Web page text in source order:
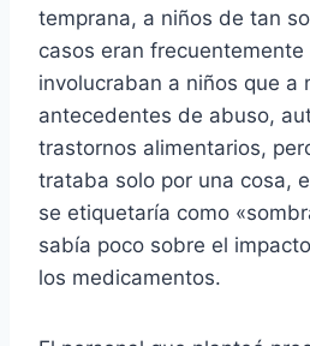
temprana, a niños de tan
casos eran frecuentemente
involucraban a niños que a
antecedentes de abuso,
trastornos alimentarios,
trataba solo por una cosa,
se etiquetaría como
sabía poco sobre el
los medicamentos.